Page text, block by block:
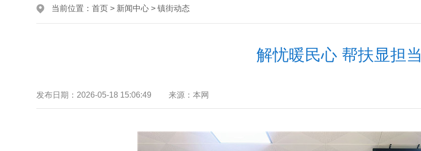
当前位置： 首页 > 新闻中心 > 镇街动态
解忧暖民心 帮扶显担当
发布日期： 2026-05-18 15:06:49 来源： 本网